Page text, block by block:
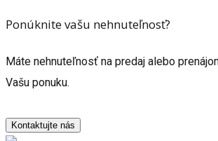
Ponúknite vašu nehnuteľnosť?
Máte nehnuteľnosť na predaj alebo
Vašu ponuku.
Kontaktujte nás